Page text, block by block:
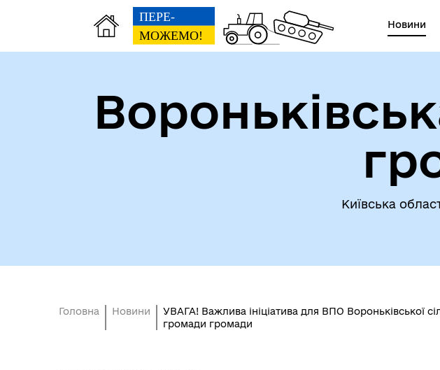
Новини
Київська
Головна Новини
УВАГА! Важлива ініціатива для ВПО Вороньківської
громади громади